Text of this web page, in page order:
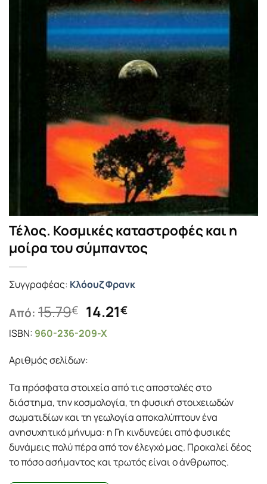
Τέλος. Κοσμικές καταστροφές και η
μοίρα του σύμπαντος
Συγγραφέας: Κλόουζ Φρανκ
Από: 15.79€ Original
price
was:
15.79€.
14.21€Η
ISBN: 960-236-209-X
Αριθμός σελίδων:
Τα πρόσφατα στοιχεία από τις αποστολές στο
διάστημα, την κοσμολογία, τη φυσική στοιχειωδών
σωματιδίων και τη γεωλογία αποκαλύπτουν ένα
ανησυχητικό μήνυμα: η Γη κινδυνεύει από φυσικές
δυνάμεις πολύ πέρα από τον έλεγχό μας. Προκαλεί δέος
το πόσο ασήμαντος και τρωτός είναι ο άνθρωπος.